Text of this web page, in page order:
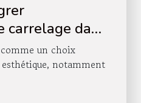
dans
d'escalier ?
comme un choix
notamment